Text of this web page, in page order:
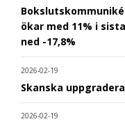
ökar med 11% i
ned -17,8%
2026-02-19
Skanska
2026-02-19